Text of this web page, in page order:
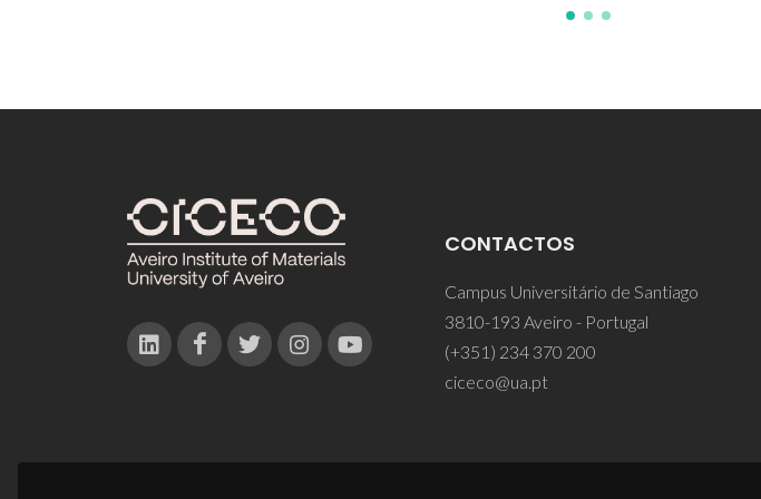
CONTACTOS
Campus Universitário de Santiago
3810-193 Aveiro - Portugal
(+351) 234 370 200
ciceco@ua.pt